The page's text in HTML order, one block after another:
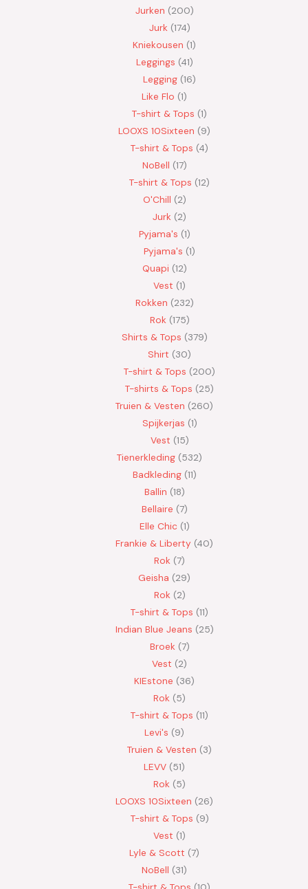
Jurken 200
Jurk 174
Kniekousen 1
Leggings 41
Legging 16
Like Flo 1
T-shirt & Tops 1
LOOXS 10Sixteen
9
T-shirt & Tops 4
NoBell 17
T-shirt & Tops 12
O'Chill 2
Jurk
2
Pyjama's 1
Pyjama's 1
Quapi 12
Vest 1
Rokken 232
Rok 175
Shirts & Tops 379
Shirt
30
T-shirt & Tops
200
T-shirts & Tops
25
Truien & Vesten
260
Spijkerjas 1
Vest 15
Tienerkleding 532
Badkleding 11
Ballin 18
Bellaire 7
Elle Chic 1
Frankie & Liberty 40
Rok 7
Geisha
29
Rok 2
T-shirt & Tops 11
Indian Blue Jeans 25
Broek 7
Vest
2
KIEstone
36
Rok
5
T-shirt & Tops 11
Levi's
9
Truien & Vesten
3
LEVV 51
Rok
5
LOOXS 10Sixteen
26
T-shirt & Tops 9
Vest 1
Lyle & Scott 7
NoBell
31